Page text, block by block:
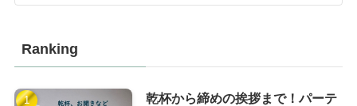
Ranking
乾杯から締めの挨拶まで！パーテ